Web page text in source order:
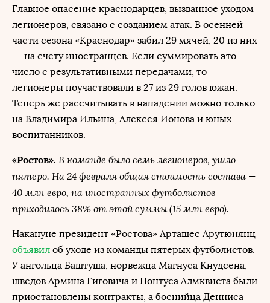
Главное опасение краснодарцев, вызванное уходом
легионеров, связано с созданием атак. В осенней
части сезона «Краснодар» забил 29 мячей, 20 из них
— на счету иностранцев. Если суммировать это
число с результативными передачами, то
легионеры поучаствовали в 27 из 29 голов южан.
Теперь же рассчитывать в нападении можно только
на Владимира Ильина, Алексея Ионова и юных
воспитанников.
«Ростов». В команде было семь легионеров, ушло
пятеро. На 24 февраля общая стоимость состава —
40 млн евро, на иностранных футболистов
приходилось 38% от этой суммы (15 млн евро).
Накануне президент «Ростова» Арташес Арутюнянц
объявил об уходе из команды пятерых футболистов.
У ангольца Баштуша, норвежца Магнуса Кнудсена,
шведов Армина Гиговича и Понтуса Алмквиста были
приостановлены контракты, а боснийца Денниса